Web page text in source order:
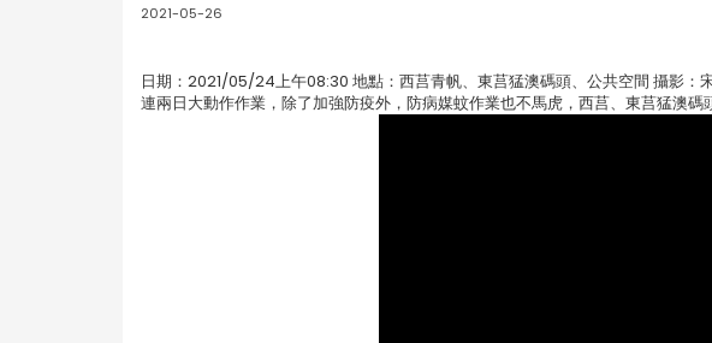
2021-05-26
日期：2021/05/24上午08:30 地點：西莒青帆、東莒猛澳碼頭、公共空間 攝影
連兩日大動作作業，除了加強防疫外，防病媒蚊作業也不馬虎，西莒、東莒猛澳